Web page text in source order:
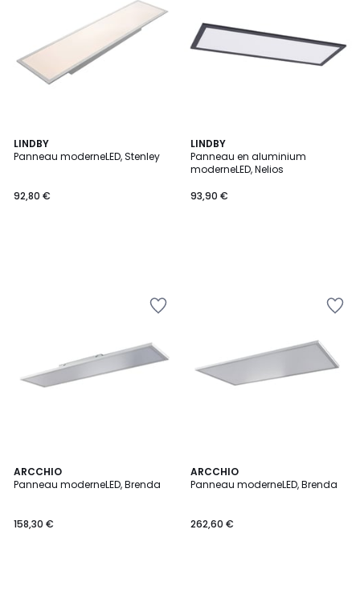
LINDBY
Panneau moderneLED, Stenley
92,80 €
LINDBY
Panneau en aluminium
moderneLED, Nelios
93,90 €
ARCCHIO
Panneau moderneLED, Brenda
158,30 €
ARCCHIO
Panneau moderneLED, Brenda
262,60 €